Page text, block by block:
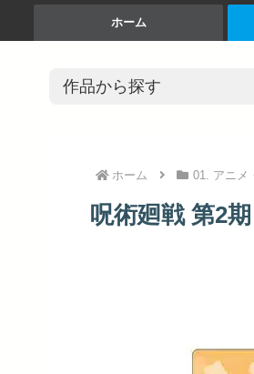
ホーム
ホーム 01. アニメ
呪術廻戦 第2